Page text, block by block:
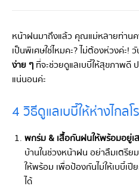
หน้าฝนมาถึงแล้ว คุณแม่หลายท่าน
เป็นพิเศษใช่ไหมคะ? ไม่ต้องห่วงค่ะ
ง่าย ๆ ที่จะช่วยดูแลเบบี๋ให้สุขภาพดี
แน่นอนค่ะ
4 วิธีดูแลเบบี๋ให้ห่างไกล
พกร่ม & เสื้อกันฝนให้พร้อมอยู่เ
บ้านในช่วงหน้าฝน อย่าลืมเตรี
ให้พร้อม เพื่อป้องกันไม่ให้เบบี๋เ
ได้